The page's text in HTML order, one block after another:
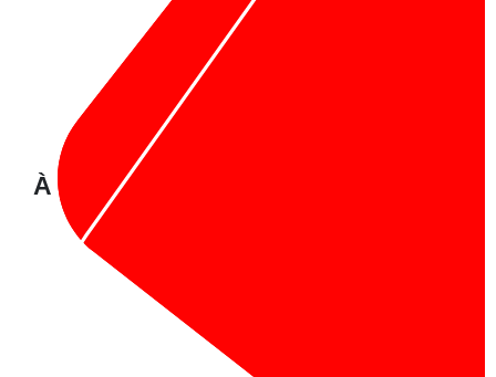
À propos de nous :